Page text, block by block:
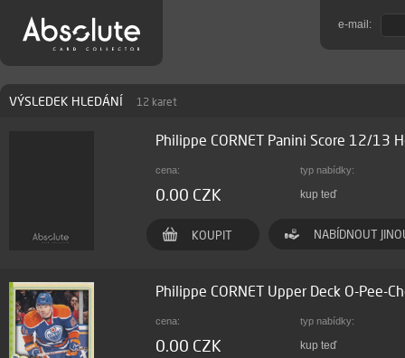
e-mail:
VÝSLEDEK HLEDÁNÍ 12 karet
Philippe CORNET Panini Score 12/13
cena: typ nabídky:
0.00 CZK kup teď
KOUPIT NABÍDNOUT
Philippe CORNET Upper Deck O-
cena: typ nabídky:
0.00 CZK kup teď